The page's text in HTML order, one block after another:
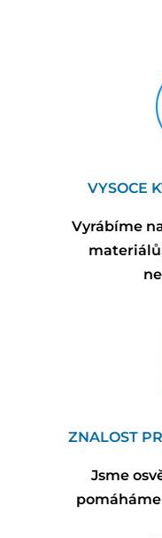
VYSOCE
Vyrábíme
ZNALOST
Jsme